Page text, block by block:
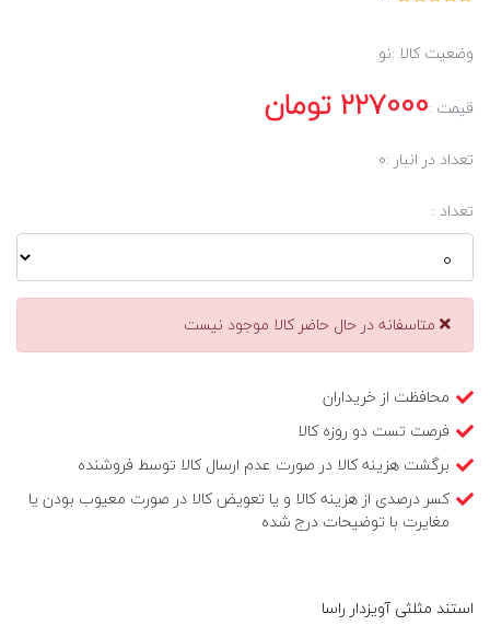
وضعیت کالا :نو
قیمت :227000 تومان
تعداد در انبار :0
تعداد :
متاسفانه در حال حاضر کالا موجود نیست
محافظت از خریداران
فرصت تست دو روزه کالا
برگشت هزینه کالا در صورت عدم ارسال کالا توسط فروشنده
کسر درصدی از هزینه کالا و یا تعویض کالا در صورت معیوب بودن یا
مغایرت با توضیحات درج شده
استند مثلثی آویزدار راسا